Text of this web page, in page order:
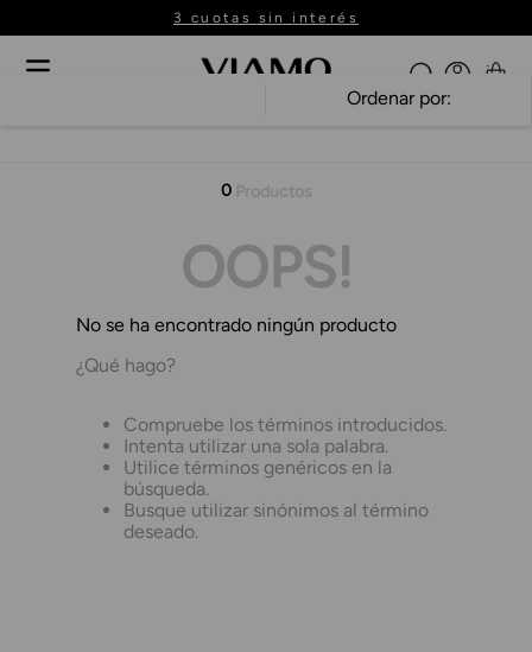
3 cuotas sin interés
Ordenar por
0
OOPS!
No se ha encontrado ningún producto
¿Qué hago?
Compruebe los términos introducidos.
Intenta utilizar una sola palabra.
Utilice términos genéricos en la
búsqueda.
Busque utilizar sinónimos al término
deseado.